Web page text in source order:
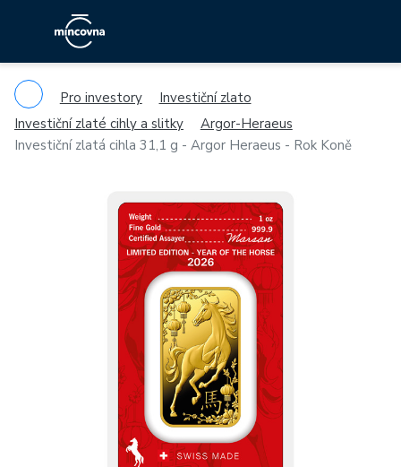
Pro investory
Investiční zlato
Investiční zlaté cihly a slitky
Argor-Heraeus
Investiční zlatá cihla 31,1 g - Argor Heraeus - Rok Koně